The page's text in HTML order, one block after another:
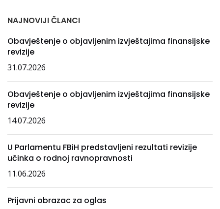
NAJNOVIJI ČLANCI
Obavještenje o objavljenim izvještajima finansijske
revizije
31.07.2026
Obavještenje o objavljenim izvještajima finansijske
revizije
14.07.2026
U Parlamentu FBiH predstavljeni rezultati revizije
učinka o rodnoj ravnopravnosti
11.06.2026
Prijavni obrazac za oglas